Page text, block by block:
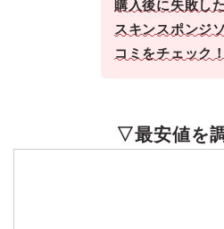
購入後に失敗し
スキンスポンジ
コミをチェック！
▽最安値を